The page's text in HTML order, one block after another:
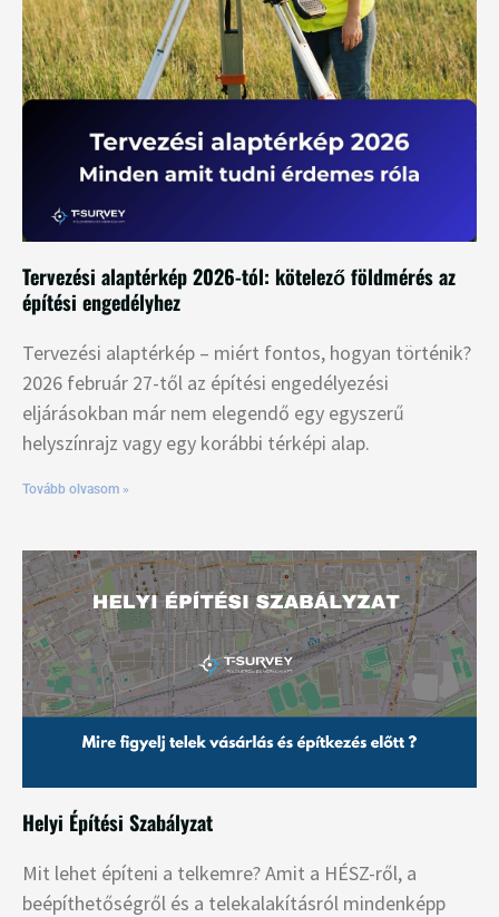
Tervezési alaptérkép 2026-tól: kötelező földmérés az
építési engedélyhez
Tervezési alaptérkép – miért fontos, hogyan történik?
2026 február 27-től az építési engedélyezési
eljárásokban már nem elegendő egy egyszerű
helyszínrajz vagy egy korábbi térképi alap.
Tovább olvasom »
Helyi Építési Szabályzat
Mit lehet építeni a telkemre? Amit a HÉSZ-ről, a
beépíthetőségről és a telekalakításról mindenképp